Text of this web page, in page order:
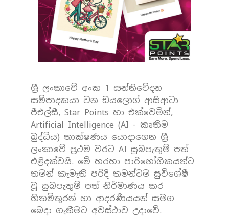
ශ්‍රී ලංකාවේ අංක 1 සන්නිවේදන
සම්පාදකයා වන ඩයලොග් ආසිආටා
පීඑල්සී, Star Points හා එක්වෙමින්,
Artificial Intelligence (AI - කෘතිම
බුද්ධිය) තාක්ෂණය යොදාගෙන ශ්‍රී
ලංකාවේ ප්‍රථම වරට AI සුබපැතුම් පත්
එළිදක්වයි. මේ හරහා පාරිභෝගිකයන්ට
තමන් කැමැති පරිදි තමන්ටම සුවිශේෂී
වූ සුබපැතුම් පත් නිර්මාණය කර
හිතමිතුරන් හා ආදරණීයයන් සමග
බෙදා ගැනීමට අවස්ථාව උදාවේ.